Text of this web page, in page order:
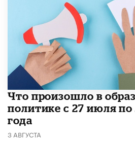
​Что произошло в
политике с 27 июля по
года
3 АВГУСТА